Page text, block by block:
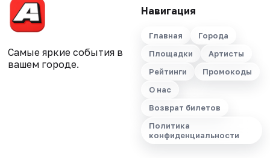
Самые яркие события в
вашем городе.
Навигация
Главная
Города
Площадки
Артисты
Рейтинги
Промокоды
О нас
Возврат билетов
Политика
конфиденциальности